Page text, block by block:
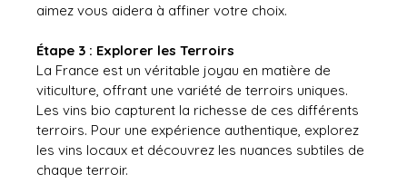
aimez vous aidera à affiner votre choix.
Étape 3 : Explorer les Terroirs
La France est un véritable joyau en matière de
viticulture, offrant une variété de terroirs uniques.
Les vins bio capturent la richesse de ces différents
terroirs. Pour une expérience authentique, explorez
les vins locaux et découvrez les nuances subtiles de
chaque terroir.